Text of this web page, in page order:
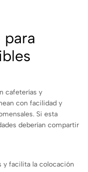
cafeterías y
con facilidad y
Si esta
deberían compartir
y facilita la colocación